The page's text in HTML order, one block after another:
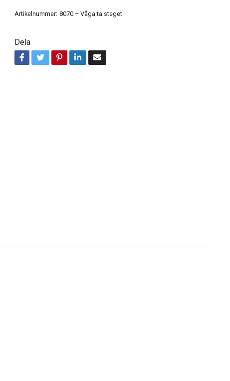
Artikelnummer: 8070 – Våga ta steget
Dela